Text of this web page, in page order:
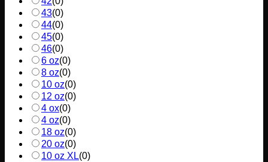
43(0)
44(0)
45(0)
46(0)
6 oz(0)
8 oz(0)
10 oz(0)
12 oz(0)
4 ox(0)
4 oz(0)
18 oz(0)
20 oz(0)
10 oz XL(0)